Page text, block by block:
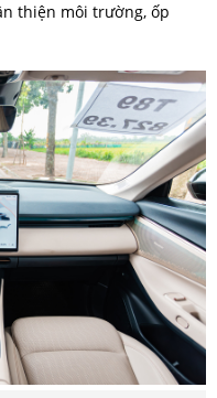
thiện môi trường, ốp